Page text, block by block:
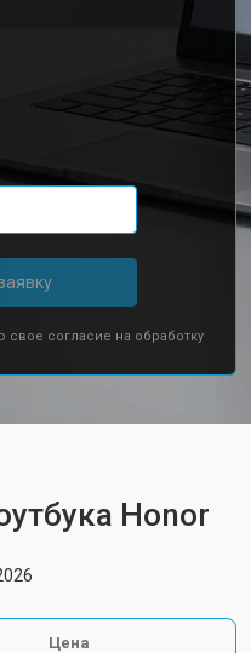
свое согласие на обработку
Honor
Цена